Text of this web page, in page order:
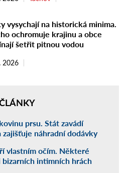
vysychají na historická minima.
ochromuje krajinu a obce
šetřit pitnou vodou
2026
prsu. Stát zavádí
zajišťuje náhradní dodávky
vlastním očím. Některé
intimních hrách